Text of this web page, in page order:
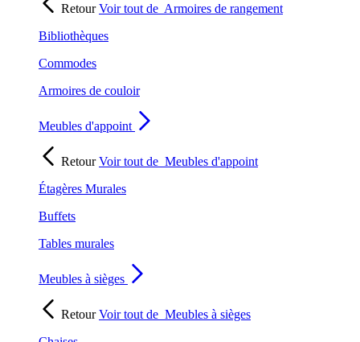
RetourVoir tout de Armoires de rangement
Bibliothèques
Commodes
Armoires de couloir
Meubles d'appoint
RetourVoir tout de Meubles d'appoint
Étagères Murales
Buffets
Tables murales
Meubles à sièges
RetourVoir tout de Meubles à sièges